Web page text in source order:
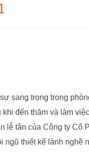
sang trọng trong
đến thăm và làm
lễ tân của Công ty Cổ
thiết kế lành nghề